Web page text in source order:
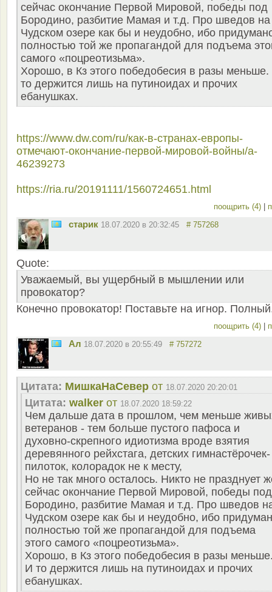
сейчас окончание Первой Мировой, победы под
Бородино, разбитие Мамая и т.д. Про шведов на
Чудском озере как бы и неудобно, ибо
полностью той же пропагандой для подъема
самого «поцреотизьма».
Хорошо, в Кз этого победобесия в разы
то держится лишь на путиноидах и прочих
ебанушках.
https://www.dw.com/ru/как-в-странах-европы-
отмечают-окончание-первой-мировой-войны/a-
46239273
https://ria.ru/20191111/1560724651.html
поощрить (4)
старик 18.07.2020 в 20:32:45 # 757268
Quote:
Уважаемый, вы ущербный в мышлении или
провокатор?
Конечно провокатор! Поставьте на игнор.
поощрить (4)
Ал 18.07.2020 в 20:55:49 # 757272
Цитата: МишкаНаСевер от 18.07.2020 20:20:01
Цитата: walker от 18.07.2020 18:59:22
Чем дальше дата в прошлом, чем меньше
ветеранов - тем больше пустого пафоса и
духовно-скрепного идиотизма вроде взятия
деревянного рейхстага, детских гимнастёрочек-
пилоток, колорадок не к месту,
Но не так много осталось. Никто не празднует
сейчас окончание Первой Мировой, победы под
Бородино, разбитие Мамая и т.д. Про шведов
Чудском озере как бы и неудобно, ибо
полностью той же пропагандой для подъема
этого самого «поцреотизьма».
Хорошо, в Кз этого победобесия в разы
И то держится лишь на путиноидах и прочих
ебанушках.